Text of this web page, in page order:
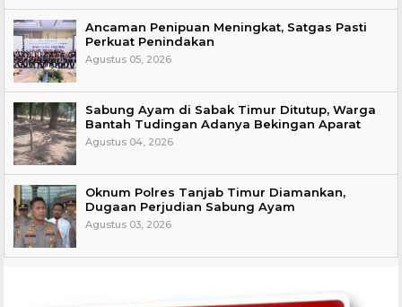
Ancaman Penipuan Meningkat, Satgas Pasti
Perkuat Penindakan
Agustus 05, 2026
Sabung Ayam di Sabak Timur Ditutup, Warga
Bantah Tudingan Adanya Bekingan Aparat
Agustus 04, 2026
Oknum Polres Tanjab Timur Diamankan,
Dugaan Perjudian Sabung Ayam
Agustus 03, 2026